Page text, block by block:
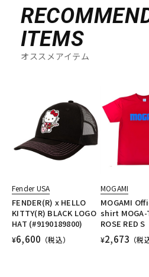
ITEMS
オススメアイテム
Fender USA
FENDER(R) x HELLO
KITTY(R) BLACK LOGO
HAT (#9190189800)
¥6,600 （税込）
MOGAMI
MOGAMI
shirt MOGA-
ROSE RED S
¥2,673 （税